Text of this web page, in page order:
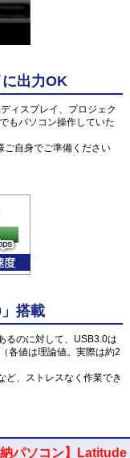
出力OK
ィスプレイ、プロジェク
もパソコン操作していた
自身でご準備ください
搭載
るのに対して、USB3.0は
各値は理論値。実際は約2
ど、ストレスなく作業でき
納パソコン】Latitude